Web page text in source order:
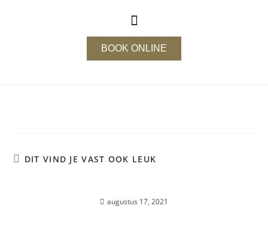
BOOK ONLINE
DIT VIND JE VAST OOK LEUK
augustus 17, 2021